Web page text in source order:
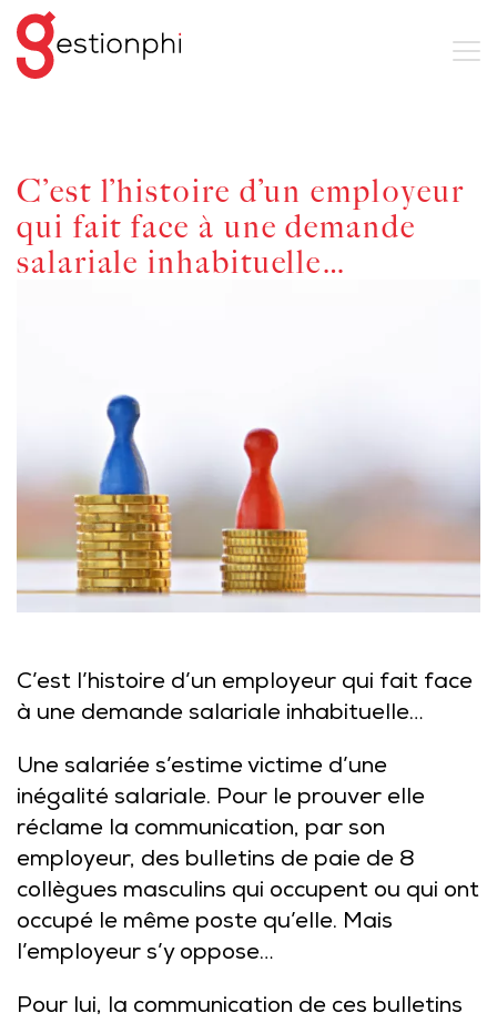
C’est l’histoire d’un employeur
qui fait face à une demande
salariale inhabituelle…
C’est l’histoire d’un employeur qui fait face
à une demande salariale inhabituelle…
Une salariée s’estime victime d’une
inégalité salariale. Pour le prouver elle
réclame la communication, par son
employeur, des bulletins de paie de 8
collègues masculins qui occupent ou qui ont
occupé le même poste qu’elle. Mais
l’employeur s’y oppose…
Pour lui, la communication de ces bulletins